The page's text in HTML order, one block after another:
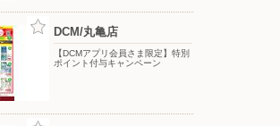
DCM/丸亀店
【DCMアプリ会員さま限定】特別
ポイント付与キャンペーン